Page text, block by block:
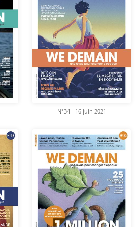
N°34 - 16 juin 2021